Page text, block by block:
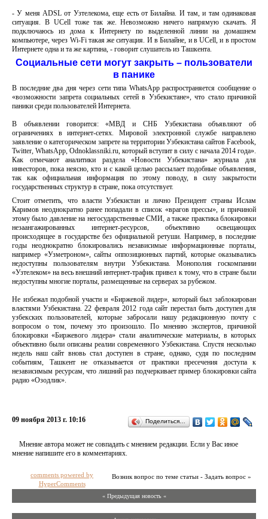
- У меня АDSL от Узтелекома, еще есть от Билайна. И там, и там одинаковая
ситуация. В UCell тоже так же. Невозможно ничего напрямую скачать. Я
подключаюсь из дома к Интернету по выделенной линии на домашнем
компьютере, через Wi-Fi такая же ситуация. И в Билайне, и в UCell, и в простом
Интернете одна и та же картина, - говорит слушатель из Ташкента.
Социальные сети могут закрыть – пользователи
в панике
В последние два дня через сети типа WhatsApp распространяется сообщение о
«возможности запрета социальных сетей в Узбекистане», что стало причиной
паники среди пользователей Интернета.
В объявлении говорится: «МВД и СНБ Узбекистана объявляют об
ограничениях в интернет-сетях. Мировой электронной службе направлено
заявление о категорическом запрете на территории Узбекистана сайтов Facebook,
Twitter, WhatsApp, Odnoklassniki.ru, который вступит в силу с начала 2014 года».
Как отмечают аналитики раздела «Новости Узбекистана» журнала для
инвесторов, пока неясно, кто и с какой целью рассылает подобные объявления,
так как официальная информация по этому поводу, в силу закрытости
государственных структур в стране, пока отсутствует.
Стоит отметить, что власти Узбекистан и лично Президент страны Ислам
Каримов неоднократно ранее попадали в список «врагов прессы», и причиной
этому было давление на негосударственные СМИ, а также практика блокировки
незаангажированных интернет-ресурсов, объективно освещающих
происходящее в государстве без официальной ретуши. Например, в последние
годы неоднократно блокировались независимые информационные порталы,
например «Узметроном», сайты оппозиционных партий, которые оказывались
недоступны пользователям внутри Узбекистана. Монополия госкомпании
«Узтелеком» на весь внешний интернет-трафик привел к тому, что в стране были
недоступны многие порталы, размещенные на серверах за рубежом.
Не избежал подобной участи и «Биржевой лидер», который был заблокирован
властями Узбекистана. 22 февраля 2012 года сайт перестал быть доступен для
узбекских пользователей, которые забросали нашу редакционную почту с
вопросом о том, почему это произошло. По мнению экспертов, причиной
блокировки «Биржевого лидера» стали аналитические материалы, в которых
объективно были описаны реалии современного Узбекистана. Спустя несколько
недель наш сайт вновь стал доступен в стране, однако, судя по последним
событиям, Ташкент не отказывается от практики пресечения доступа к
независимым ресурсам, что лишний раз подчеркивает пример блокировки сайта
радио «Озодлик».
09 ноября 2013 г. 10:16 Поделиться…
Мнение автора может не совпадать с мнением редакции. Если у Вас иное
мнение напишите его в комментариях.
Возник вопрос по теме статьи - Задать вопрос »
comments powered by
HyperComments
« Предыдущая новость «